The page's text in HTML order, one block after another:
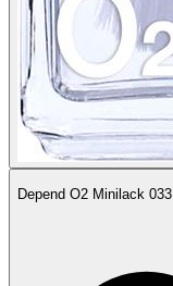
Depend O2 Minilack